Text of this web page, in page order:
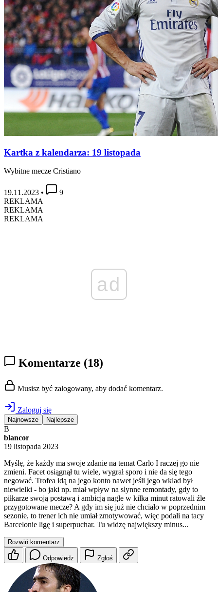
Kartka z kalendarza: 19 listopada
Wybitne mecze Cristiano
19.11.2023 •
9
REKLAMA
REKLAMA
REKLAMA
ad
Komentarze (18)
Musisz być zalogowany, aby dodać komentarz.
Zaloguj się
Najnowsze Najlepsze
B
blancor
19 listopada 2023
Myślę, że każdy ma swoje zdanie na temat Carlo I raczej go nie
zmieni. Facet osiągnął tu wiele, wygrał sporo i nie da się tego
negować. Trofea idą na jego konto nawet jeśli jego wklad był
niewielki - bo jaki np. miał wpływ na slynne remontady, gdy to
piłkarze swoją postawą i ambicją nagle w kilka minut ratowali źle
przygotowane mecze? A gdy im się już nie chciało w poprzednim
sezonie, to trener ich nie umiał zmotywować, więc podali na tacy
Barcelonie ligę i superpuchar. Tu widzę największy minus...
Rozwiń komentarz
Odpowiedz Zgłoś